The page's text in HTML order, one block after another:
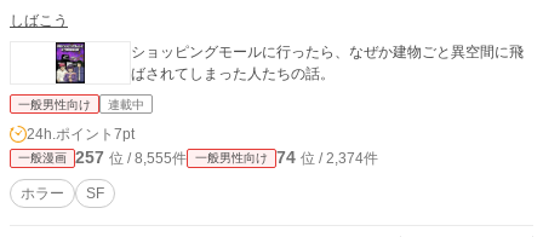
しばこう
ショッピングモールに行ったら、なぜか建物ごと異空間に飛
ばされてしまった人たちの話。
一般男性向け 連載中
24h.ポイント 7pt
一般漫画 257 位 / 8,555件 一般男性向け 74 位 / 2,374件
ホラー SF